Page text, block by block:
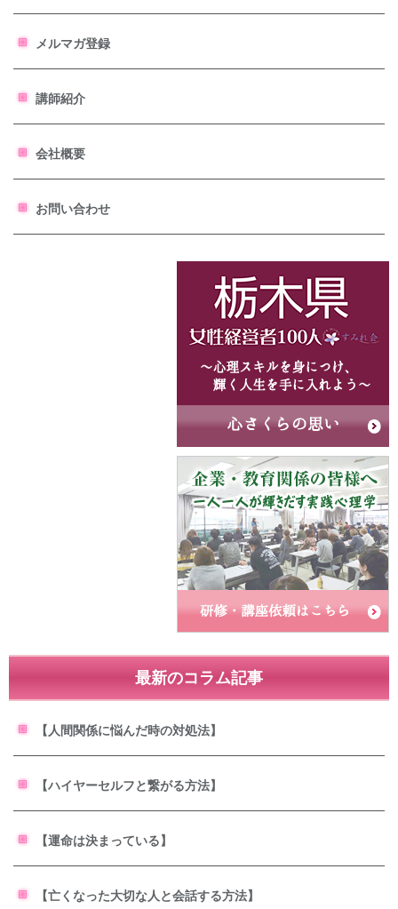
メルマガ登録
講師紹介
会社概要
お問い合わせ
最新のコラム記事
【人間関係に悩んだ時の対処法】
【ハイヤーセルフと繋がる方法】
【運命は決まっている】
【亡くなった大切な人と会話する方法】